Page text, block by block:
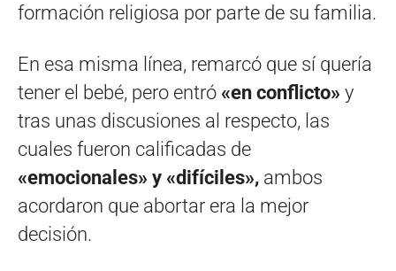
formación religiosa por parte de su familia.
En esa misma línea, remarcó que sí quería
tener el bebé, pero entró «en conflicto» y
tras unas discusiones al respecto, las
cuales fueron calificadas de
«emocionales» y «difíciles», ambos
acordaron que abortar era la mejor
decisión.